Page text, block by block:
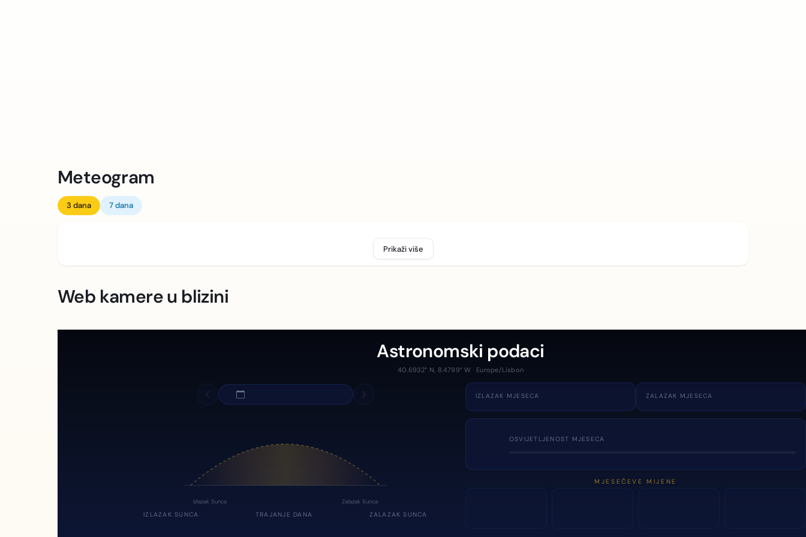
Meteogram
3 dana 7 dana
Prikaži više
Web kamere u blizini
Astronomski podaci
40.6932° N, 8.4799° W · Europe/Lisbon
Izlazak Sunca Zalazak Sunca
IZLAZAK SUNCA TRAJANJE DANA ZALAZAK SUNCA
IZLAZAK MJESECA ZALAZAK MJESECA
OSVIJETLJENOST MJESECA
MJESEČEVE MIJENE